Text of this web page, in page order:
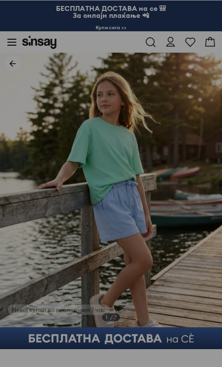
БЕСПЛАТНА ДОСТАВА на се 🎒
За онлајн плаќање 📲
Купи сега >>
1 / 7